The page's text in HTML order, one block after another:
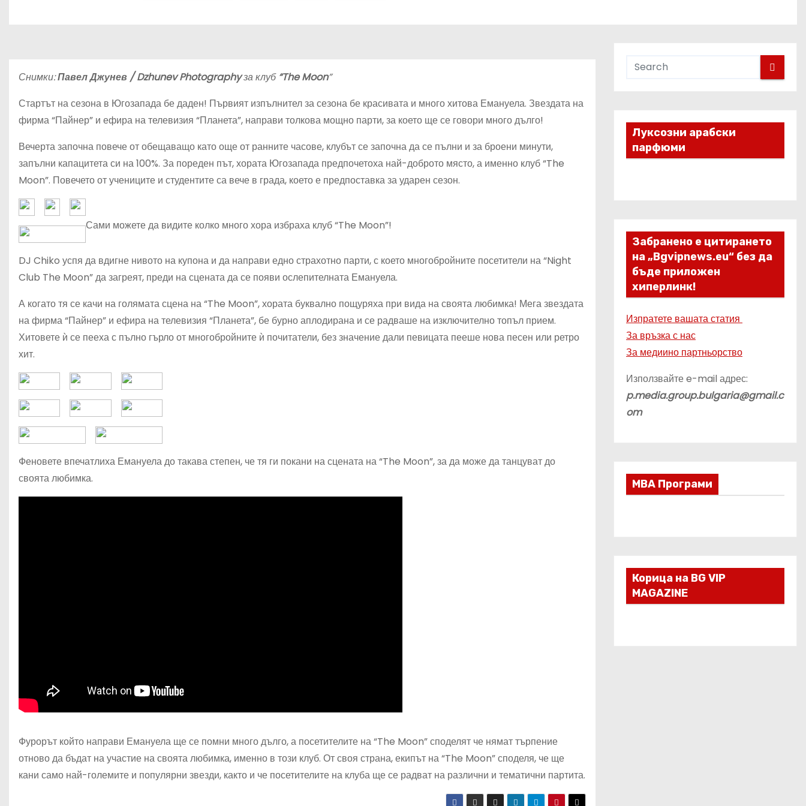
Снимки:Павел Джунев / Dzhunev Photographyза клуб “The Moon”
Стартът на сезона в Югозапада бе даден! Първият изпълнител за сезона бе красивата и много хитова Емануела. Звездата на
фирма “Пайнер” и ефира на телевизия “Планета”, направи толкова мощно парти, за което ще се говори много дълго!
Вечерта започна повече от обещаващо като още от ранните часове, клубът се започна да се пълни и за броени минути,
запълни капацитета си на 100%. За пореден път, хората Югозапада предпочетоха най-доброто място, а именно клуб “The
Moon”. Повечето от учениците и студентите са вече в града, което е предпоставка за ударен сезон.
Сами можете да видите колко много хора избраха клуб “The Moon”!
DJ Chiko успя да вдигне нивото на купона и да направи едно страхотно парти, с което многобройните посетители на “Night
Club The Moon” да загреят, преди на сцената да се появи ослепителната Емануела.
А когато тя се качи на голямата сцена на “The Moon”, хората буквално пощуряха при вида на своята любимка! Мега звездата
на фирма “Пайнер” и ефира на телевизия “Планета”, бе бурно аплодирана и се радваше на изключително топъл прием.
Хитовете ѝ се пееха с пълно гърло от многобройните ѝ почитатели, без значение дали певицата пееше нова песен или ретро
хит.
Феновете впечатлиха Емануела до такава степен, че тя ги покани на сцената на “The Moon”, за да може да танцуват до
своята любимка.
Фурорът който направи Емануела ще се помни много дълго, а посетителите на “The Moon” споделят че нямат търпение
отново да бъдат на участие на своята любимка, именно в този клуб. От своя страна, екипът на “The Moon” споделя, че ще
кани само най-големите и популярни звезди, както и че посетителите на клуба ще се радват на различни и тематични партита.
Луксозни арабски
парфюми
Забранено е цитирането
на „Bgvipnews.eu“ без да
бъде приложен
хиперлинк!
Изпратете вашата статия
За връзка с нас
За медиино партньорство
Използвайте e-mail адрес:
p.media.group.bulgaria@gmail.c
om
МВА Програми
Корица на BG VIP
MAGAZINE